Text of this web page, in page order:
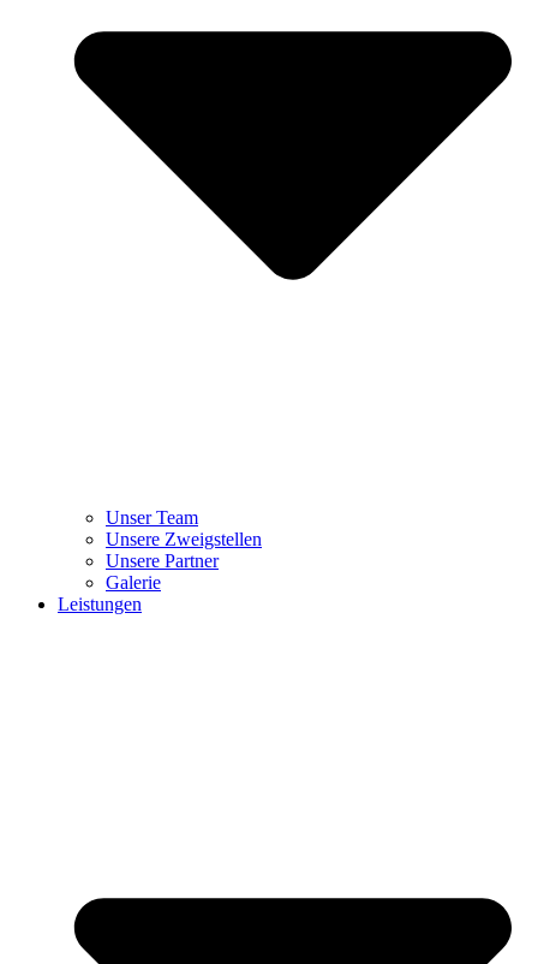
Unser Team
Unsere Zweigstellen
Unsere Partner
Galerie
Leistungen